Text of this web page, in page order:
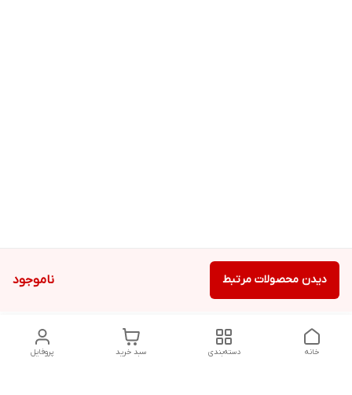
ناموجود دیدن محصولات مرتبط
پروفایل سبد خرید دسته‌بندی خانه